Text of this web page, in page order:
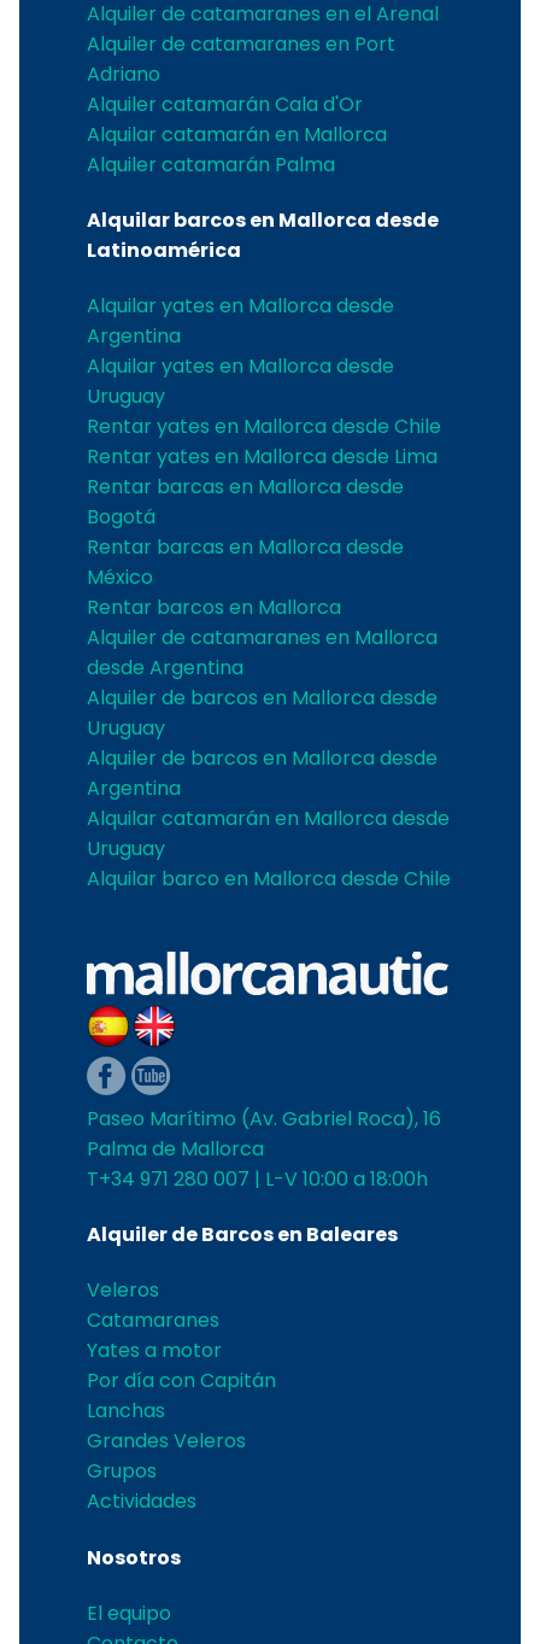
Alquiler de catamaranes en el Arenal
Alquiler de catamaranes en Port
Adriano
Alquiler catamarán Cala d'Or
Alquilar catamarán en Mallorca
Alquiler catamarán Palma
Alquilar barcos en Mallorca desde
Latinoamérica
Alquilar yates en Mallorca desde
Argentina
Alquilar yates en Mallorca desde
Uruguay
Rentar yates en Mallorca desde Chile
Rentar yates en Mallorca desde Lima
Rentar barcas en Mallorca desde
Bogotá
Rentar barcas en Mallorca desde
México
Rentar barcos en Mallorca
Alquiler de catamaranes en Mallorca
desde Argentina
Alquiler de barcos en Mallorca desde
Uruguay
Alquiler de barcos en Mallorca desde
Argentina
Alquilar catamarán en Mallorca desde
Uruguay
Alquilar barco en Mallorca desde Chile
Paseo Marítimo (Av. Gabriel Roca), 16
Palma de Mallorca
T+34 971 280 007 | L-V 10:00 a 18:00h
Alquiler de Barcos en Baleares
Veleros
Catamaranes
Yates a motor
Por día con Capitán
Lanchas
Grandes Veleros
Grupos
Actividades
Nosotros
El equipo